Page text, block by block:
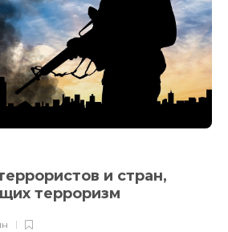
и стран,
терроризм